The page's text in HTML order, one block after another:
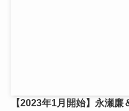
【2023年1月開始】永瀬